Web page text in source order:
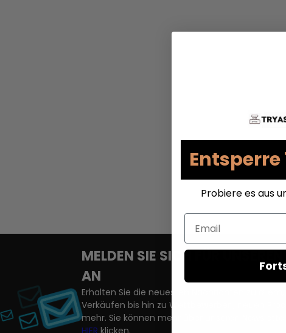
MELDEN SIE SICH FÜR
AN
Erhalten Sie die neuesten Nachrichten zu allem,
Verkäufen bis hin zu Wettbewerben, neuen
mehr. Sie können mehr über unseren
HIER klicken.
Entsperre
Probiere es aus
Email